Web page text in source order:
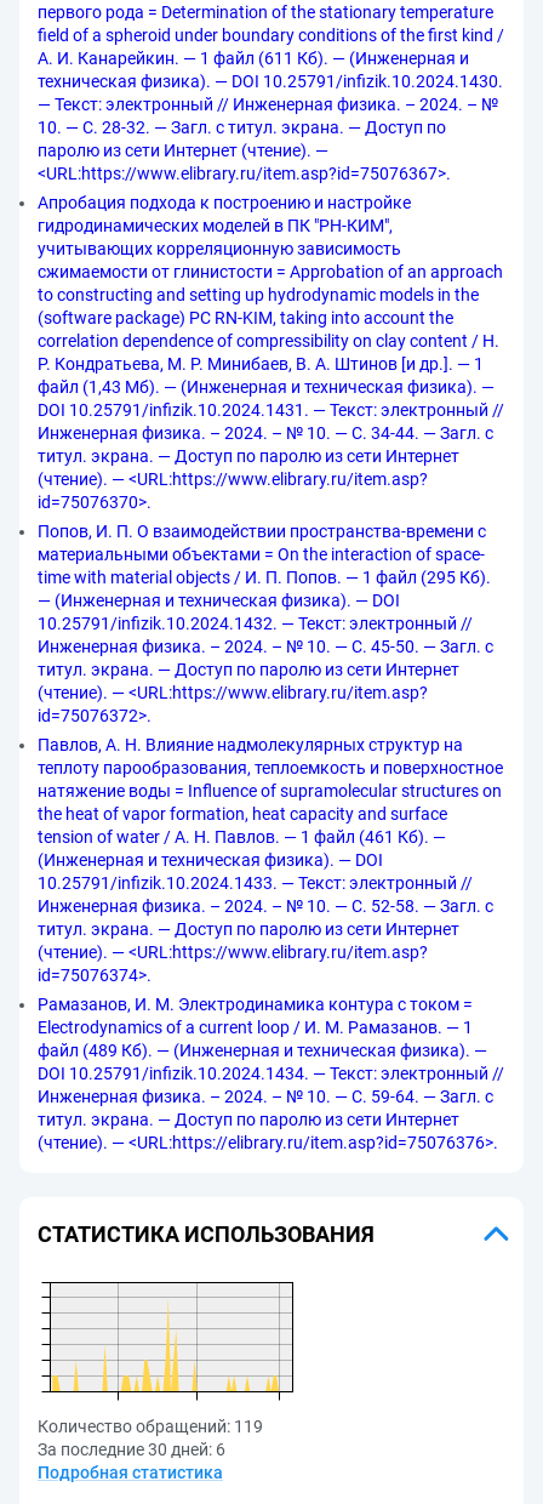
первого рода = Determination of the stationary temperature
field of a spheroid under boundary conditions of the first kind /
А. И. Канарейкин. — 1 файл (611 Кб). — (Инженерная и
техническая физика). — DOI 10.25791/infizik.10.2024.1430.
— Текст: электронный // Инженерная физика. – 2024. – №
10. — С. 28-32. — Загл. с титул. экрана. — Доступ по
паролю из сети Интернет (чтение). —
<URL:https://www.elibrary.ru/item.asp?id=75076367>.
Апробация подхода к построению и настройке
гидродинамических моделей в ПК "РН-КИМ",
учитывающих корреляционную зависимость
сжимаемости от глинистости = Approbation of an approach
to constructing and setting up hydrodynamic models in the
(software package) PC RN-KIM, taking into account the
correlation dependence of compressibility on clay content / Н.
Р. Кондратьева, М. Р. Минибаев, В. А. Штинов [и др.]. — 1
файл (1,43 Мб). — (Инженерная и техническая физика). —
DOI 10.25791/infizik.10.2024.1431. — Текст: электронный //
Инженерная физика. – 2024. – № 10. — С. 34-44. — Загл. с
титул. экрана. — Доступ по паролю из сети Интернет
(чтение). — <URL:https://www.elibrary.ru/item.asp?
id=75076370>.
Попов, И. П. О взаимодействии пространства-времени с
материальными объектами = On the interaction of space-
time with material objects / И. П. Попов. — 1 файл (295 Кб).
— (Инженерная и техническая физика). — DOI
10.25791/infizik.10.2024.1432. — Текст: электронный //
Инженерная физика. – 2024. – № 10. — С. 45-50. — Загл. с
титул. экрана. — Доступ по паролю из сети Интернет
(чтение). — <URL:https://www.elibrary.ru/item.asp?
id=75076372>.
Павлов, А. Н. Влияние надмолекулярных структур на
теплоту парообразования, теплоемкость и поверхностное
натяжение воды = Influence of supramolecular structures on
the heat of vapor formation, heat capacity and surface
tension of water / А. Н. Павлов. — 1 файл (461 Кб). —
(Инженерная и техническая физика). — DOI
10.25791/infizik.10.2024.1433. — Текст: электронный //
Инженерная физика. – 2024. – № 10. — С. 52-58. — Загл. с
титул. экрана. — Доступ по паролю из сети Интернет
(чтение). — <URL:https://www.elibrary.ru/item.asp?
id=75076374>.
Рамазанов, И. М. Электродинамика контура с током =
Electrodynamics of a current loop / И. М. Рамазанов. — 1
файл (489 Кб). — (Инженерная и техническая физика). —
DOI 10.25791/infizik.10.2024.1434. — Текст: электронный //
Инженерная физика. – 2024. – № 10. — С. 59-64. — Загл. с
титул. экрана. — Доступ по паролю из сети Интернет
(чтение). — <URL:https://elibrary.ru/item.asp?id=75076376>.
СТАТИСТИКА ИСПОЛЬЗОВАНИЯ
Количество обращений: 119
За последние 30 дней: 6
Подробная статистика